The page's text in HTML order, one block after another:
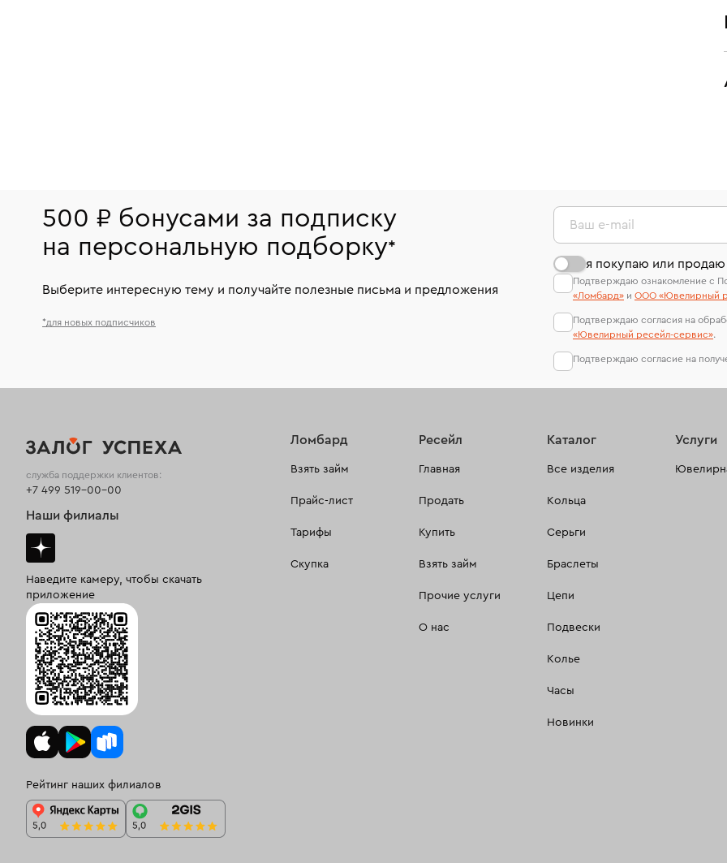
500 ₽ бонусами за подписку
на персональную подборку*
Выберите интересную тему и получайте полезные письма и предложения
*для новых подписчиков
Ваш e-mail
я покупаю или
Подтверждаю ознакомление с
«Ломбард» и ООО «Ювелирный
Подтверждаю согласия на
«Ювелирный ресейл-сервиc».
Подтверждаю согласие на
Ломбард
Взять займ
Прайс-лист
Тарифы
Скупка
Ресейл
Главная
Продать
Купить
Взять займ
Прочие услуги
О нас
Каталог
Все изделия
Кольца
Серьги
Браслеты
Цепи
Подвески
Колье
Часы
Новинки
Услуги
служба поддержки клиентов:
+7 499 519-00-00
Наши филиалы
Наведите камеру, чтобы скачать
приложение
Рейтинг наших филиалов